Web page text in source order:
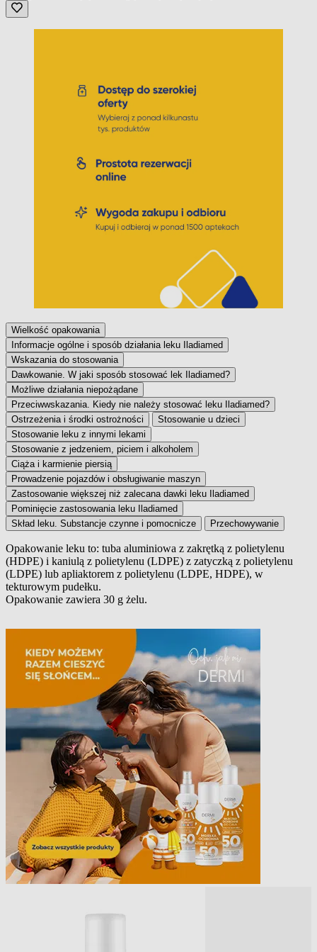
Wielkość opakowania
Informacje ogólne i sposób działania leku Iladiamed
Wskazania do stosowania
Dawkowanie. W jaki sposób stosować lek Iladiamed?
Możliwe działania niepożądane
Przeciwwskazania. Kiedy nie należy stosować leku Iladiamed?
Ostrzeżenia i środki ostrożności
Stosowanie u dzieci
Stosowanie leku z innymi lekami
Stosowanie z jedzeniem, piciem i alkoholem
Ciąża i karmienie piersią
Prowadzenie pojazdów i obsługiwanie maszyn
Zastosowanie większej niż zalecana dawki leku Iladiamed
Pominięcie zastosowania leku Iladiamed
Skład leku. Substancje czynne i pomocnicze
Przechowywanie
Wielkość opakowania
Opakowanie leku to: tuba aluminiowa z zakrętką z polietylenu
(HDPE) i kaniulą z polietylenu (LDPE) z zatyczką z polietylenu
(LDPE) lub apliaktorem z polietylenu (LDPE, HDPE), w
tekturowym pudełku.
Opakowanie zawiera 30 g żelu.